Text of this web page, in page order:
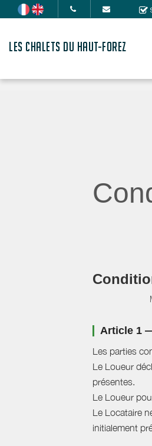
LES CHALETS DU HAUT-FOREZ
Article 1
Les parties
Le Loueur
présentes.
Le Loueur
Le Locataire
initialement